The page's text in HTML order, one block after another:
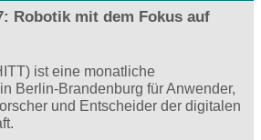
Robotik mit dem Fokus auf
ist eine monatliche
Berlin-Brandenburg für Anwender,
und Entscheider der digitalen